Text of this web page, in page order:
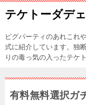
テケトーダデ
ピグパーティのあれこれ
式に紹介しています。独
りの毒っ気の入ったテケ
有料無料選択ガ